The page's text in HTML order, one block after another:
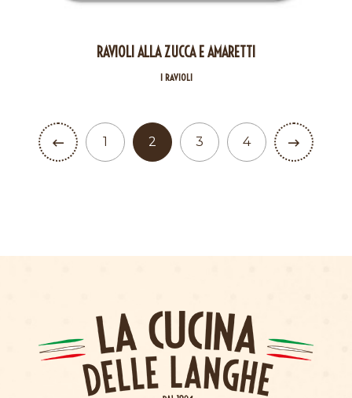
RAVIOLI ALLA ZUCCA E AMARETTI
I RAVIOLI
1 2 3 4